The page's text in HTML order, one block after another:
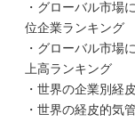
・グローバル市場
位企業ランキング
・グローバル市場
上高ランキング
・世界の企業別経
・世界の経皮的気